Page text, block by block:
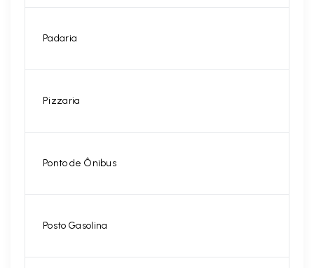
Padaria
Pizzaria
Ponto de Ônibus
Posto Gasolina